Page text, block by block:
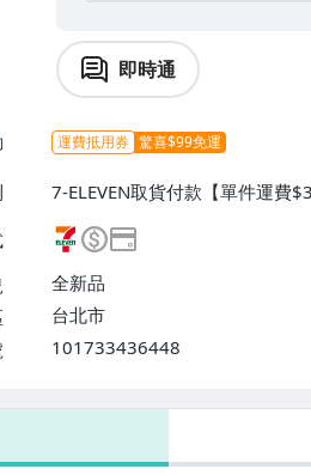
即時通
運費抵用券 驚喜$99免運
7-ELEVEN取貨付款【單件運費
【單件運費$150、滿3件免運費
免運費】
全新品
台北市
101733436448
ELEVEN 運費只要38元